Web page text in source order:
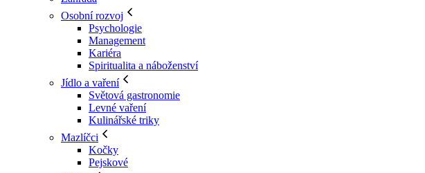
Osobní rozvoj
Psychologie
Management
Kariéra
Spiritualita a náboženství
Jídlo a vaření
Světová gastronomie
Levné vaření
Kulinářské triky
Mazlíčci
Kočky
Pejskové